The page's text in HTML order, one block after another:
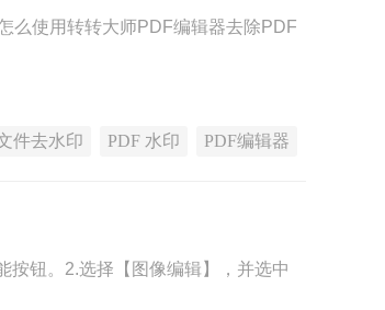
么使用转转大师PDF编辑器去除PDF
件去水印 PDF 水印 PDF编辑器
按钮。2.选择【图像编辑】，并选中